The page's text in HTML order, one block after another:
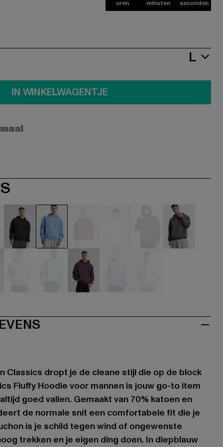
uren minuten seconden
L
IN WINKELWAGENTJE
braun
Classics dropt je de cleane stijl die op de block
Fluffy Hoodie voor mannen is jouw go-to item
goed vallen. Gemaakt van 70% katoen en
de normale snit een comfortabele fit die je
is je schild tegen wind of ongewenste
trekken en je eigen ding doen. In diepblauw